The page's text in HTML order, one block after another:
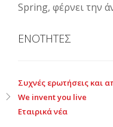
Spring, φέρνει την
ΕΝΟΤΗΤΕΣ
Συχνές ερωτήσεις και
We invent you live
Εταιρικά νέα